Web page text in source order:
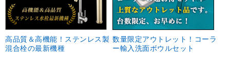
高品質＆高機能！ステンレス製
混合栓の最新機種
数量限定アウトレット！コーラ
ー輸入洗面ボウルセット